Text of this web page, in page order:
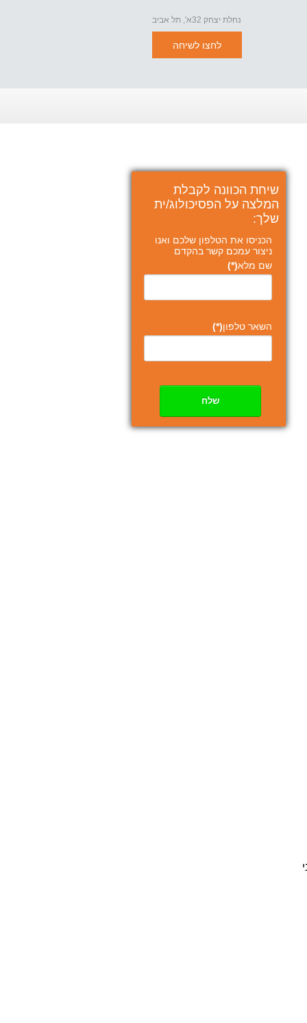
נחלת יצחק 32א', תל אביב
לחצו לשיחה
שיחת הכוונה לקבלת
המלצה על הפסיכולוג/ית
שלך:
הכניסו את הטלפון שלכם ואנו
ניצור עמכם קשר בהקדם
שם מלא(*)
השאר טלפון(*)
שלח